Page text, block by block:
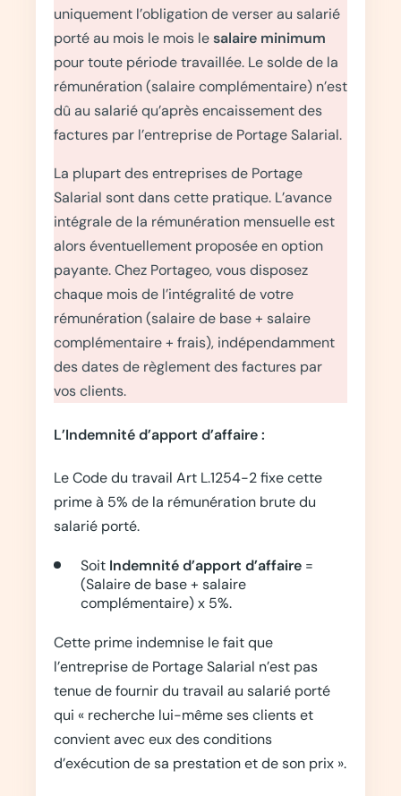
uniquement l’obligation de verser au salarié
porté au mois le mois lesalaire minimum
pour toute période travaillée. Le solde de la
rémunération (salaire complémentaire) n’est
dû au salarié qu’après encaissement des
factures par l’entreprise de Portage Salarial.
La plupart des entreprises de Portage
Salarial sont dans cette pratique. L’avance
intégrale de la rémunération mensuelle est
alors éventuellement proposée en option
payante. Chez Portageo, vous disposez
chaque mois de l’intégralité de votre
rémunération (salaire de base + salaire
complémentaire + frais), indépendamment
des dates de règlement des factures par
vos clients.
L’Indemnité d’apport d’affaire :
Le Code du travail Art L.1254-2 fixe cette
prime à 5% de la rémunération brute du
salarié porté.
Soit Indemnité d’apport d’affaire =
(Salaire de base + salaire
complémentaire) x 5%.
Cette prime indemnise le fait que
l’entreprise de Portage Salarial n’est pas
tenue de fournir du travail au salarié porté
qui « recherche lui-même ses clients et
convient avec eux des conditions
d’exécution de sa prestation et de son prix ».